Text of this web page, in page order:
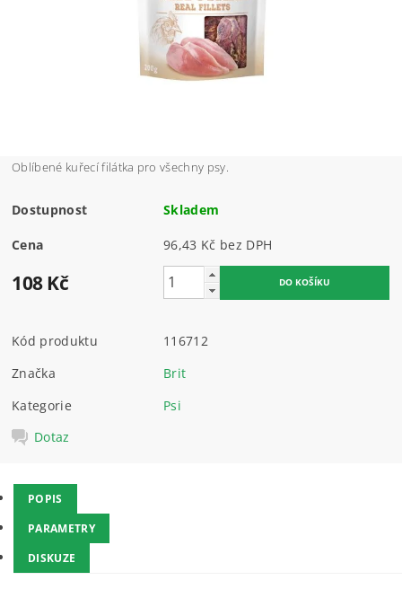
Oblíbené kuřecí filátka pro všechny psy.
Dostupnost Skladem
Cena 96,43 Kč bez DPH
108 Kč
Kód produktu
116712
Značka
Brit
Kategorie
Psi
Dotaz
POPIS
PARAMETRY
DISKUZE